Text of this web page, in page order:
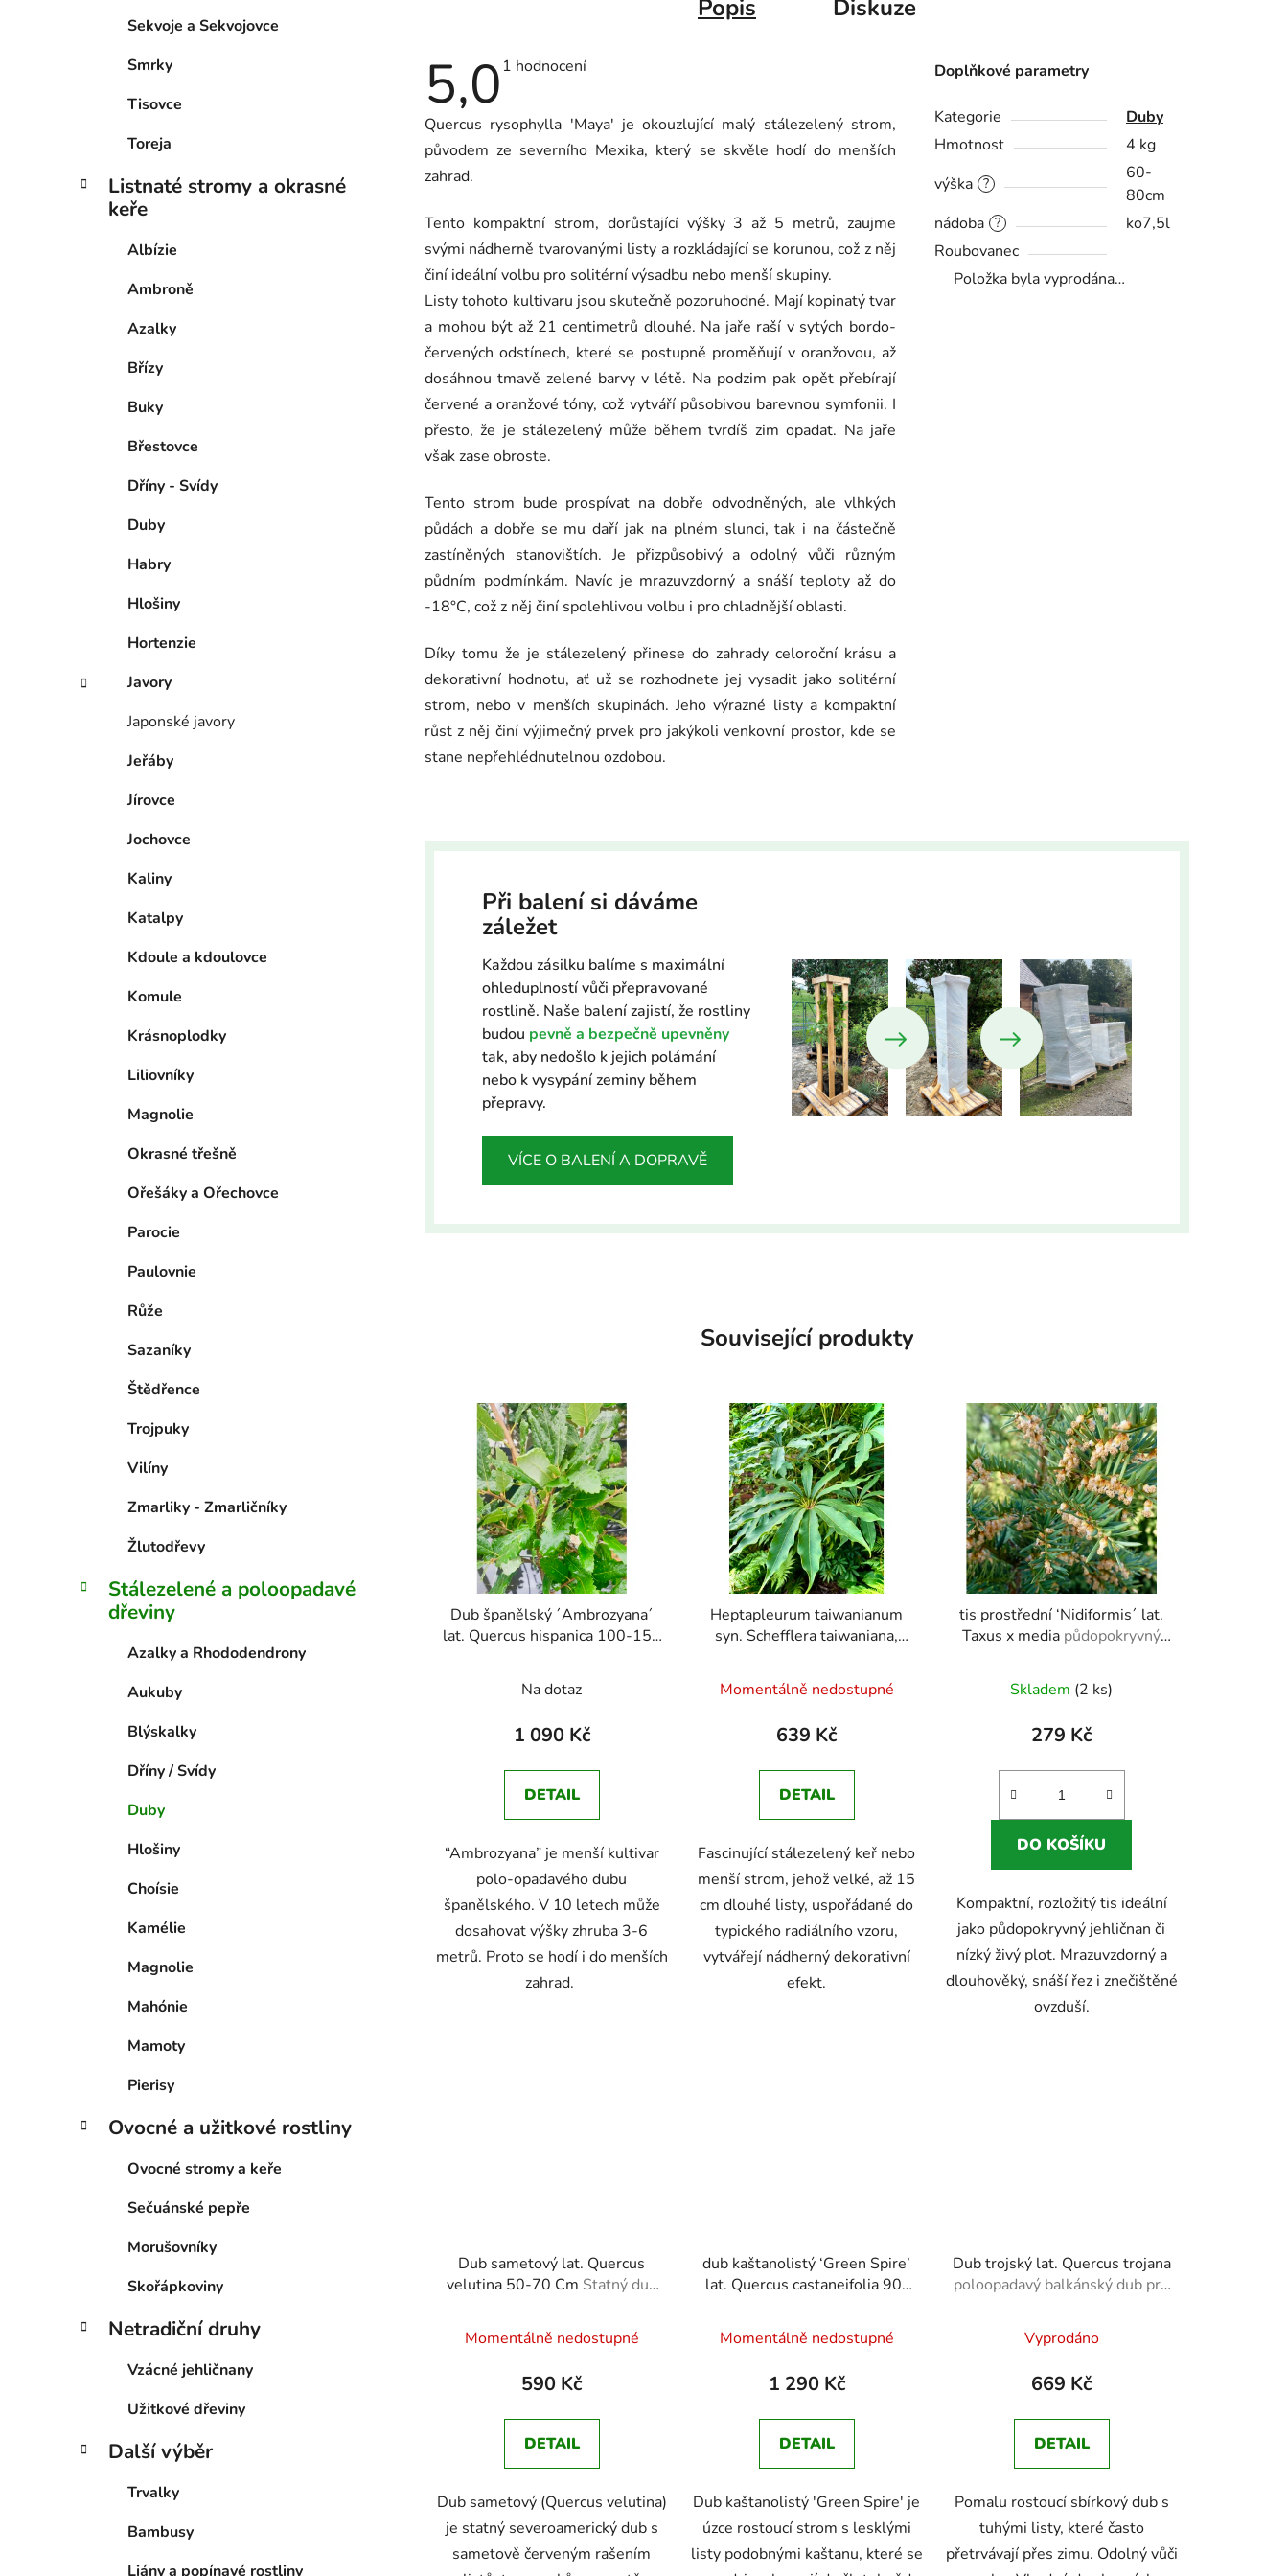
Sekvoje a Sekvojovce
Smrky
Tisovce
Toreja
Listnaté stromy a okrasné
keře
Albízie
Ambroně
Azalky
Břízy
Buky
Břestovce
Dříny - Svídy
Duby
Habry
Hlošiny
Hortenzie
Javory
Japonské javory
Jeřáby
Jírovce
Jochovce
Kaliny
Katalpy
Kdoule a kdoulovce
Komule
Krásnoplodky
Liliovníky
Magnolie
Okrasné třešně
Ořešáky a Ořechovce
Parocie
Paulovnie
Růže
Sazaníky
Štědřence
Trojpuky
Vilíny
Zmarliky - Zmarličníky
Žlutodřevy
Stálezelené a poloopadavé
dřeviny
Azalky a Rhododendrony
Aukuby
Blýskalky
Dříny / Svídy
Duby
Hlošiny
Choísie
Kamélie
Magnolie
Mahónie
Mamoty
Pierisy
Ovocné a užitkové rostliny
Ovocné stromy a keře
Sečuánské pepře
Morušovníky
Skořápkoviny
Netradiční druhy
Vzácné jehličnany
Užitkové dřeviny
Další výběr
Trvalky
Bambusy
Liány a popínavé rostliny
Popis Diskuze
5,0 Průměrné
5,0
5
1 hodnocení
Quercus rysophylla 'Maya' je okouzlující malý stálezelený strom,
původem ze severního Mexika, který se skvěle hodí do menších
zahrad.
Tento kompaktní strom, dorůstající výšky 3 až 5 metrů, zaujme
svými nádherně tvarovanými listy a rozkládající se korunou, což z něj
činí ideální volbu pro solitérní výsadbu nebo menší skupiny.
Listy tohoto kultivaru jsou skutečně pozoruhodné. Mají kopinatý tvar
a mohou být až 21 centimetrů dlouhé. Na jaře raší v sytých bordo-
červených odstínech, které se postupně proměňují v oranžovou, až
dosáhnou tmavě zelené barvy v létě. Na podzim pak opět přebírají
červené a oranžové tóny, což vytváří působivou barevnou symfonii. I
přesto, že je stálezelený může během tvrdíš zim opadat. Na jaře
však zase obroste.
Tento strom bude prospívat na dobře odvodněných, ale vlhkých
půdách a dobře se mu daří jak na plném slunci, tak i na částečně
zastíněných stanovištích. Je přizpůsobivý a odolný vůči různým
půdním podmínkám. Navíc je mrazuvzdorný a snáší teploty až do
-18°C, což z něj činí spolehlivou volbu i pro chladnější oblasti.
Díky tomu že je stálezelený přinese do zahrady celoroční krásu a
dekorativní hodnotu, ať už se rozhodnete jej vysadit jako solitérní
strom, nebo v menších skupinách. Jeho výrazné listy a kompaktní
růst z něj činí výjimečný prvek pro jakýkoli venkovní prostor, kde se
stane nepřehlédnutelnou ozdobou.
Doplňkové parametry
Kategorie
Duby
Hmotnost
4 kg
?
výška
60-
80cm
?
nádoba
ko7,5l
Roubovanec
Položka byla vyprodána…
Při balení si dáváme
záležet
Každou zásilku balíme s maximální
ohleduplností vůči přepravované
rostlině. Naše balení zajistí, že rostliny
budou pevně a bezpečně upevněny
tak, aby nedošlo k jejich polámání
nebo k vysypání zeminy během
přepravy.
VÍCE O BALENÍ A DOPRAVĚ
Související produkty
Dub španělský ´Ambrozyana´
lat. Quercus hispanica 100-150
hodnocení
produktu
4,5
z
hvězdiček.
Na dotaz
1 090 Kč
DETAIL
“Ambrozyana” je menší kultivar
polo-opadavého dubu
španělského. V 10 letech může
dosahovat výšky zhruba 3-6
metrů. Proto se hodí i do menších
zahrad.
Heptapleurum taiwanianum
syn. Schefflera taiwaniana,
40cm
Momentálně nedostupné
639 Kč
DETAIL
Fascinující stálezelený keř nebo
menší strom, jehož velké, až 15
cm dlouhé listy, uspořádané do
typického radiálního vzoru,
vytvářejí nádherný dekorativní
efekt.
tis prostřední ‘Nidiformis´ lat.
Taxus x media půdopokryvný
růstem
Skladem (2 ks)
279 Kč
DO KOŠÍKU
Kompaktní, rozložitý tis ideální
jako půdopokryvný jehličnan či
nízký živý plot. Mrazuvzdorný a
dlouhověký, snáší řez i znečištěné
ovzduší.
Dub sametový lat. Quercus
velutina 50-70 Cm Statný dub
listů
hodnocení
produktu
4,8
z
hvězdiček.
Momentálně nedostupné
590 Kč
DETAIL
Dub sametový (Quercus velutina)
je statný severoamerický dub s
sametově červeným rašením
dub kaštanolistý ‘Green Spire’
lat. Quercus castaneifolia 90-
kaštanovými listy
hodnocení
produktu
5,0
z
hvězdiček.
Momentálně nedostupné
1 290 Kč
DETAIL
Dub kaštanolistý 'Green Spire' je
úzce rostoucí strom s lesklými
listy podobnými kaštanu, které se
Dub trojský lat. Quercus trojana
poloopadavý balkánský dub pro
Vyprodáno
669 Kč
DETAIL
Pomalu rostoucí sbírkový dub s
tuhými listy, které často
přetrvávají přes zimu. Odolný vůči